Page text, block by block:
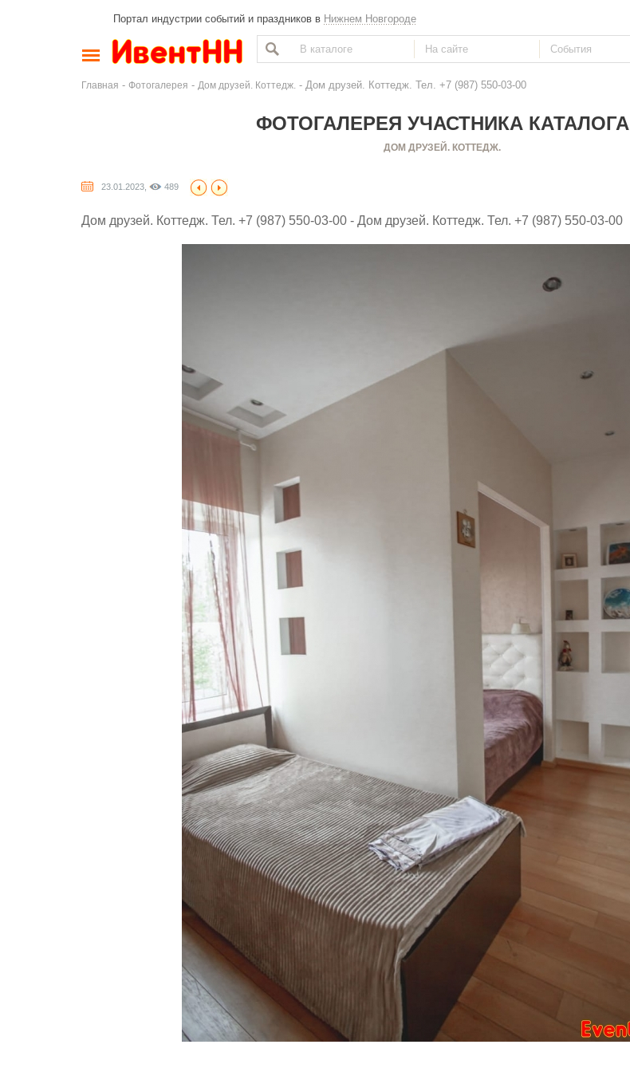
Портал индустрии событий и праздников в Нижнем Новгороде
Главная - Фотогалерея - Дом друзей. Коттедж. - Дом друзей. Коттедж. Тел. +7 (987) 550-03-00
ФОТОГАЛЕРЕЯ УЧАСТНИКА КАТАЛОГА
ДОМ ДРУЗЕЙ. КОТТЕДЖ.
23.01.2023, 489
Дом друзей. Коттедж. Тел. +7 (987) 550-03-00 - Дом друзей. Коттедж. Тел. +7 (987) 550-03-00